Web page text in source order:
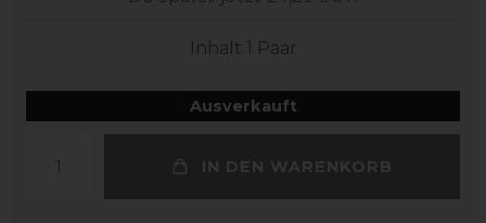
Inhalt 1 Paar
Ausverkauft
IN DEN WARENKORB